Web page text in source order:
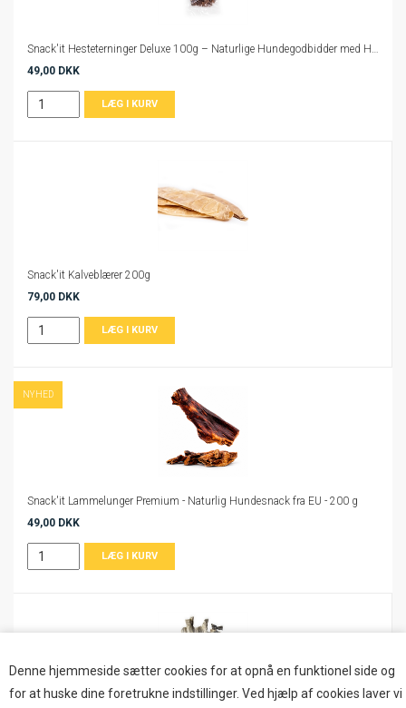
Denne hjemmeside sætter cookies for at opnå en funktionel side og
for at huske dine foretrukne indstillinger. Ved hjælp af cookies laver vi
Snack'it Hesteterninger Deluxe 100g – Naturlige Hundegodbidder med Hest
49,00 DKK
Snack'it Kalveblærer 200g
79,00 DKK
NYHED
Snack'it Lammelunger Premium - Naturlig Hundesnack fra EU - 200 g
49,00 DKK